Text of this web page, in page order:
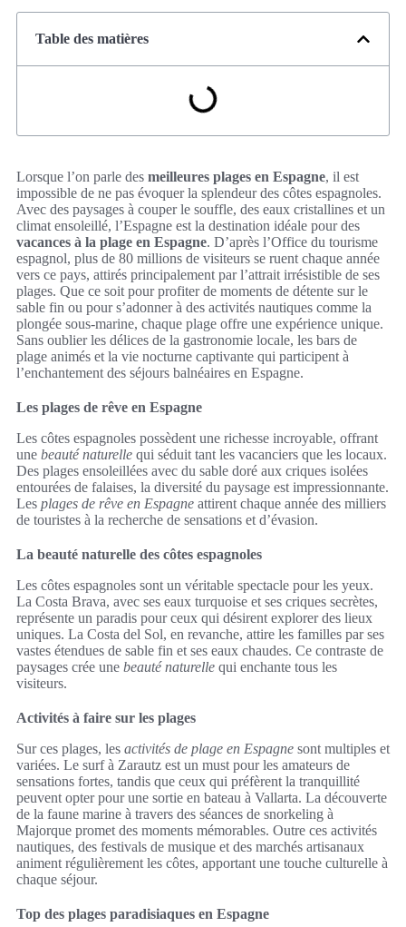
Table des matières
Lorsque l’on parle des meilleures plages en Espagne, il est
impossible de ne pas évoquer la splendeur des côtes espagnoles.
Avec des paysages à couper le souffle, des eaux cristallines et un
climat ensoleillé, l’Espagne est la destination idéale pour des
vacances à la plage en Espagne. D’après l’Office du tourisme
espagnol, plus de 80 millions de visiteurs se ruent chaque année
vers ce pays, attirés principalement par l’attrait irrésistible de ses
plages. Que ce soit pour profiter de moments de détente sur le
sable fin ou pour s’adonner à des activités nautiques comme la
plongée sous-marine, chaque plage offre une expérience unique.
Sans oublier les délices de la gastronomie locale, les bars de
plage animés et la vie nocturne captivante qui participent à
l’enchantement des séjours balnéaires en Espagne.
Les plages de rêve en Espagne
Les côtes espagnoles possèdent une richesse incroyable, offrant
une beauté naturelle qui séduit tant les vacanciers que les locaux.
Des plages ensoleillées avec du sable doré aux criques isolées
entourées de falaises, la diversité du paysage est impressionnante.
Les plages de rêve en Espagne attirent chaque année des milliers
de touristes à la recherche de sensations et d’évasion.
La beauté naturelle des côtes espagnoles
Les côtes espagnoles sont un véritable spectacle pour les yeux.
La Costa Brava, avec ses eaux turquoise et ses criques secrètes,
représente un paradis pour ceux qui désirent explorer des lieux
uniques. La Costa del Sol, en revanche, attire les familles par ses
vastes étendues de sable fin et ses eaux chaudes. Ce contraste de
paysages crée une beauté naturelle qui enchante tous les
visiteurs.
Activités à faire sur les plages
Sur ces plages, les activités de plage en Espagne sont multiples et
variées. Le surf à Zarautz est un must pour les amateurs de
sensations fortes, tandis que ceux qui préfèrent la tranquillité
peuvent opter pour une sortie en bateau à Vallarta. La découverte
de la faune marine à travers des séances de snorkeling à
Majorque promet des moments mémorables. Outre ces activités
nautiques, des festivals de musique et des marchés artisanaux
animent régulièrement les côtes, apportant une touche culturelle à
chaque séjour.
Top des plages paradisiaques en Espagne